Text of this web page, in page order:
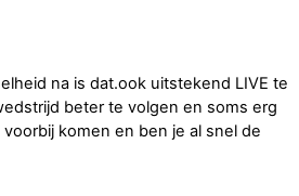
na is dat.ook uitstekend LIVE te
beter te volgen en soms erg
komen en ben je al snel de